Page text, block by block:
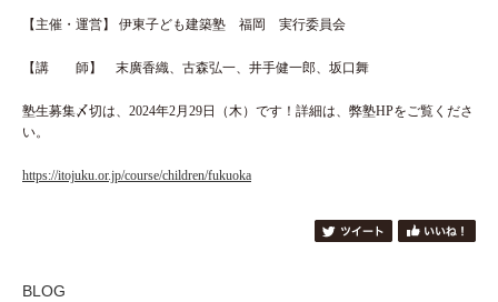
【主催・運営】 伊東子ども建築塾 福岡 実行委員会
【講 師】 末廣香織、古森弘一、井手健一郎、坂口舞
塾生募集〆切は、2024年2月29日（木）です！詳細は、弊塾HPをご覧くださ
い。
https://itojuku.or.jp/course/children/fukuoka
BLOG